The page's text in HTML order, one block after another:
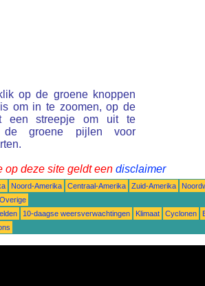
op de groene knoppen
om in te zoomen, op de
een streepje om uit te
groene pijlen voor
op deze site geldt een disclaimer
Noord-Amerika Centraal-Amerika Zuid-Amerika
Overige
10-daagse weersverwachtingen Klimaat Cyclonen